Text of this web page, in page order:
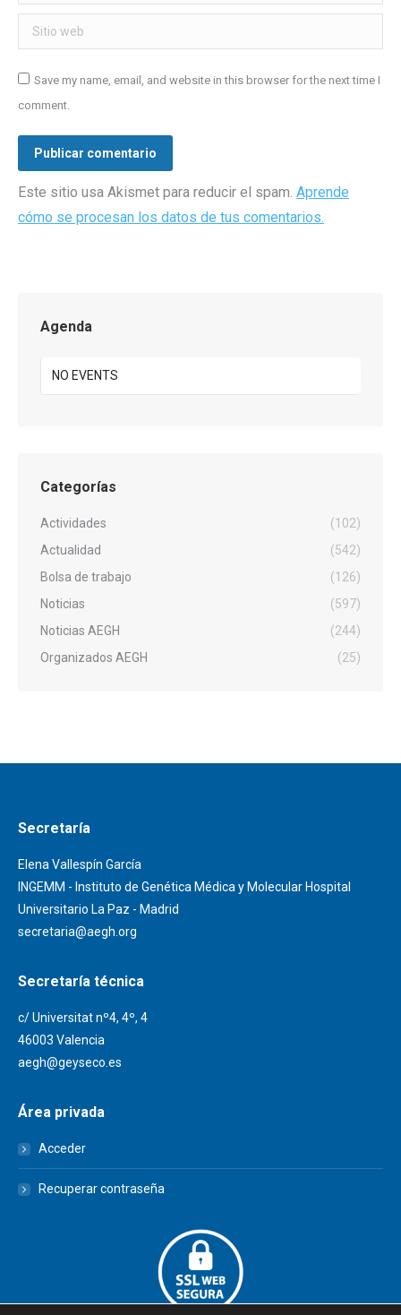
Sitio web
Save my name, email, and website in this browser for the next time I
comment.
Publicar comentario
Este sitio usa Akismet para reducir el spam. Aprende
cómo se procesan los datos de tus comentarios.
Agenda
NO EVENTS
Categorías
Actividades
(102)
Actualidad
(542)
Bolsa de trabajo
(126)
Noticias
(597)
Noticias AEGH
(244)
Organizados AEGH
(25)
Secretaría
Elena Vallespín García
INGEMM - Instituto de Genética Médica y Molecular Hospital
Universitario La Paz - Madrid
secretaria@aegh.org
Secretaría técnica
c/ Universitat nº4, 4º, 4
46003 Valencia
aegh@geyseco.es
Área privada
Acceder
Recuperar contraseña